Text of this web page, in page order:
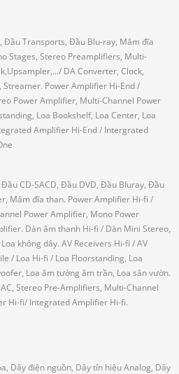
Đầu Transports, Đầu Blu-ray, Mâm đĩa
Stages, Stereo Preamplifiers, Multi-
/ DA Converter, Clock,
Streamer. Power Amplifier Hi-End/
Power Amplifier, Multi-Channel Power
Loa Bookshelf, Loa Center, Loa
Amplifier Hi-End/ Intergrated
CD-SACD, Đầu DVD, Đầu Bluray, Đầu
Mâm đĩa than. Power Amplifier Hi-fi /
Power Amplifier, Mono Power
Dàn âm thanh Hi-fi / Dàn Mini Stereo,
không dây. AV Receivers Hi-fi / AV
/ Loa Hi-fi / Loa Floorstanding, Loa
Loa âm tường âm trần, Loa sân vườn.
Stereo Pre-Amplifiers, Multi-Channel
Hi-fi/ Integrated Amplifier Hi-fi.
Dây điện nguồn, Dây tín hiệu Analog, Dây